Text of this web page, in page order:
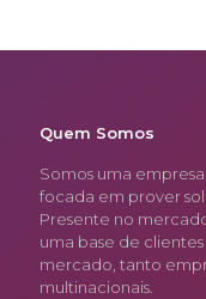
Quem Somos
Somos uma
focada em prover
Presente no
uma base de
mercado, tanto
multinacionais.